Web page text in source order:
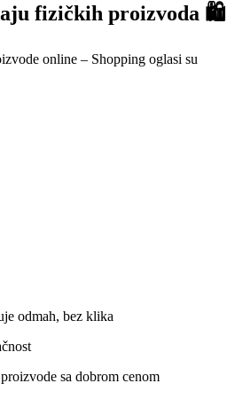
fizičkih proizvoda 🛍️
online – Shopping oglasi su
odmah, bez klika
sa dobrom cenom